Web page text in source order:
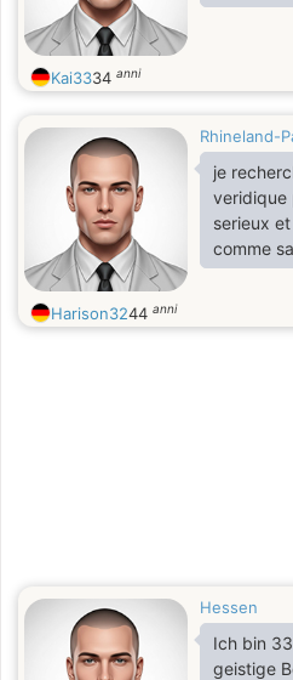
Kai3334 anni
Rhineland-
je
veridique
serieux
comme
Harison3244 anni
Hessen
Ich bin
geistige